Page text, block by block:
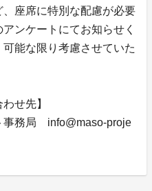
座席に特別な配慮が必要
ンケートにてお知らせく
能な限り考慮させていた
せ先】
事務局 info@maso-proje